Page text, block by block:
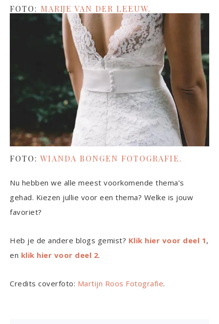
FOTO: MARIJE VAN DER LEEUW.
FOTO: WIANDA BONGEN FOTOGRAFIE.
Nu hebben we alle meest voorkomende thema’s
gehad. Kiezen jullie voor een thema? Welke is jouw
favoriet?
Heb je de andere blogs gemist? Klik hier voor deel 1,
en klik hier voor deel 2.
Credits coverfoto: Martijn Roos Fotografie.